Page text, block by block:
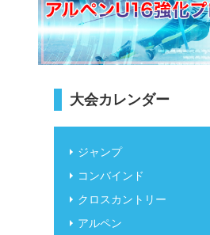
大会カレンダー
ジャンプ
コンバインド
クロスカントリー
アルペン